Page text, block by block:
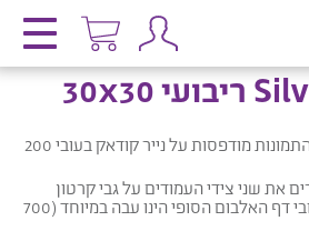
פתיחה שטוחה °180, התמונות מודפסות על נייר קודאק בעובי 200
את שני צידי העמודים על גבי קרטון
בעובי 300 גרם ולכן עובי דף האלבום הסופי הינו עבה במיוחד (700